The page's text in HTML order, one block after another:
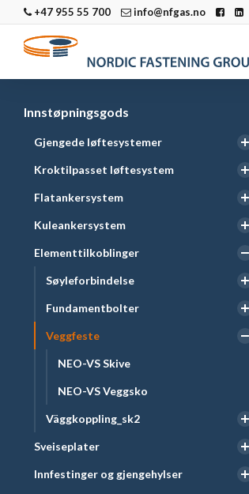
+47 955 55 700 info@nfgas.no
Innstøpningsgods
Gjengede løftesystemer
Kroktilpasset løftesystem
Flatankersystem
Kuleankersystem
Elementtilkoblinger
Søyleforbindelse
Fundamentbolter
Veggfeste
NEO-VS Skive
NEO-VS Veggsko
Väggkoppling_sk2
Sveiseplater
Innfestinger og gjengehylser